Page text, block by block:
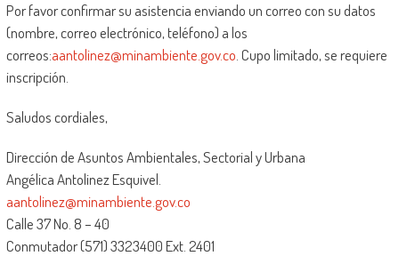
Por favor confirmar su asistencia enviando un correo con su datos
(nombre, correo electrónico, teléfono) a los
correos:aantolinez@minambiente.gov.co . Cupo limitado, se requiere
inscripción.
Saludos cordiales,
Dirección de Asuntos Ambientales, Sectorial y Urbana
Angélica Antolinez Esquivel.
aantolinez@minambiente.gov.co
Calle 37 No. 8 – 40
Conmutador (571) 3323400 Ext. 2401